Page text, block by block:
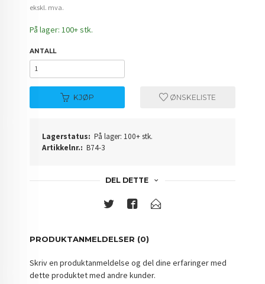
ekskl. mva.
På lager: 100+ stk.
ANTALL
KJØP ØNSKELISTE
Lagerstatus: På lager: 100+ stk.
Artikkelnr.: B74-3
DEL DETTE
PRODUKTANMELDELSER (0)
Skriv en produktanmeldelse og del dine erfaringer med
dette produktet med andre kunder.